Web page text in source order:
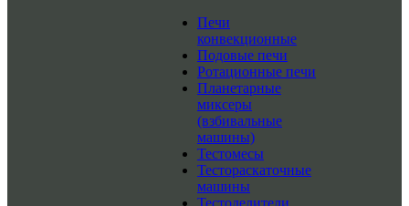
Печи
конвекционные
Подовые печи
Ротационные печи
Планетарные
миксеры
(взбивальные
машины)
Тестомесы
Тестораскаточные
машины
Тестоделители